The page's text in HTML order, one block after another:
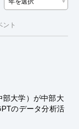
ント
部大学）が中部大
のデータ分析活